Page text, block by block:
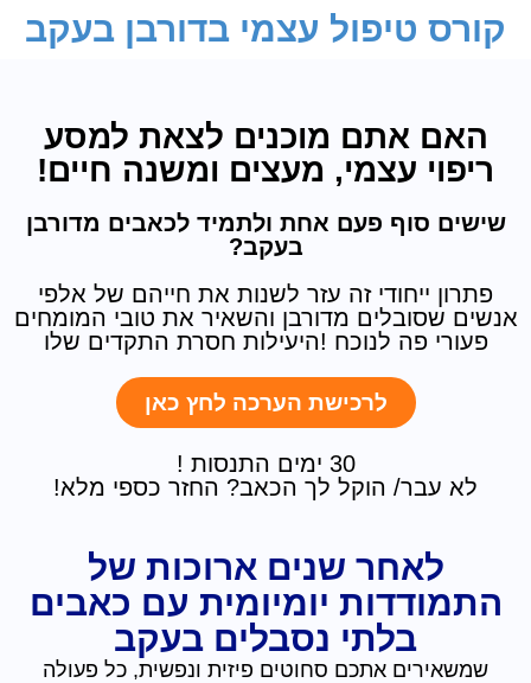
קורס טיפול עצמי בדורבן בעקב
האם אתם מוכנים לצאת למסע
ריפוי עצמי, מעצים ומשנה חיים!
שישים סוף פעם אחת ולתמיד לכאבים מדורבן
בעקב?
פתרון ייחודי זה עזר לשנות את חייהם של אלפי
אנשים שסובלים מדורבן והשאיר את טובי המומחים
פעורי פה לנוכח !היעילות חסרת התקדים שלו
לרכישת הערכה לחץ כאן
30 ימים התנסות !
לא עבר/ הוקל לך הכאב? החזר כספי מלא!
לאחר שנים ארוכות של
התמודדות יומיומית עם כאבים
בלתי נסבלים בעקב
שמשאירים אתכם סחוטים פיזית ונפשית, כל פעולה